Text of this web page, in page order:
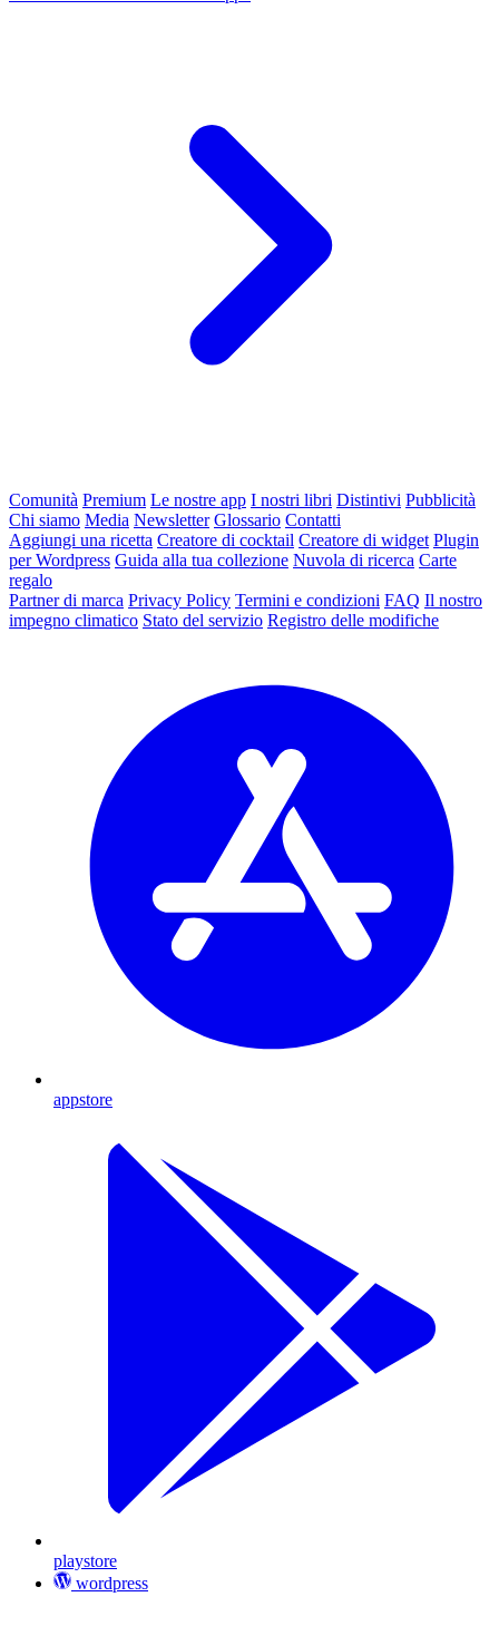
Comunità Premium Le nostre app I nostri libri Distintivi Pubblicità
Chi siamo Media Newsletter Glossario Contatti
Aggiungi una ricetta Creatore di cocktail Creatore di widget Plugin
per Wordpress Guida alla tua collezione Nuvola di ricerca Carte
regalo
Partner di marca Privacy Policy Termini e condizioni FAQ Il nostro
impegno climatico Stato del servizio Registro delle modifiche
appstore
playstore
wordpress